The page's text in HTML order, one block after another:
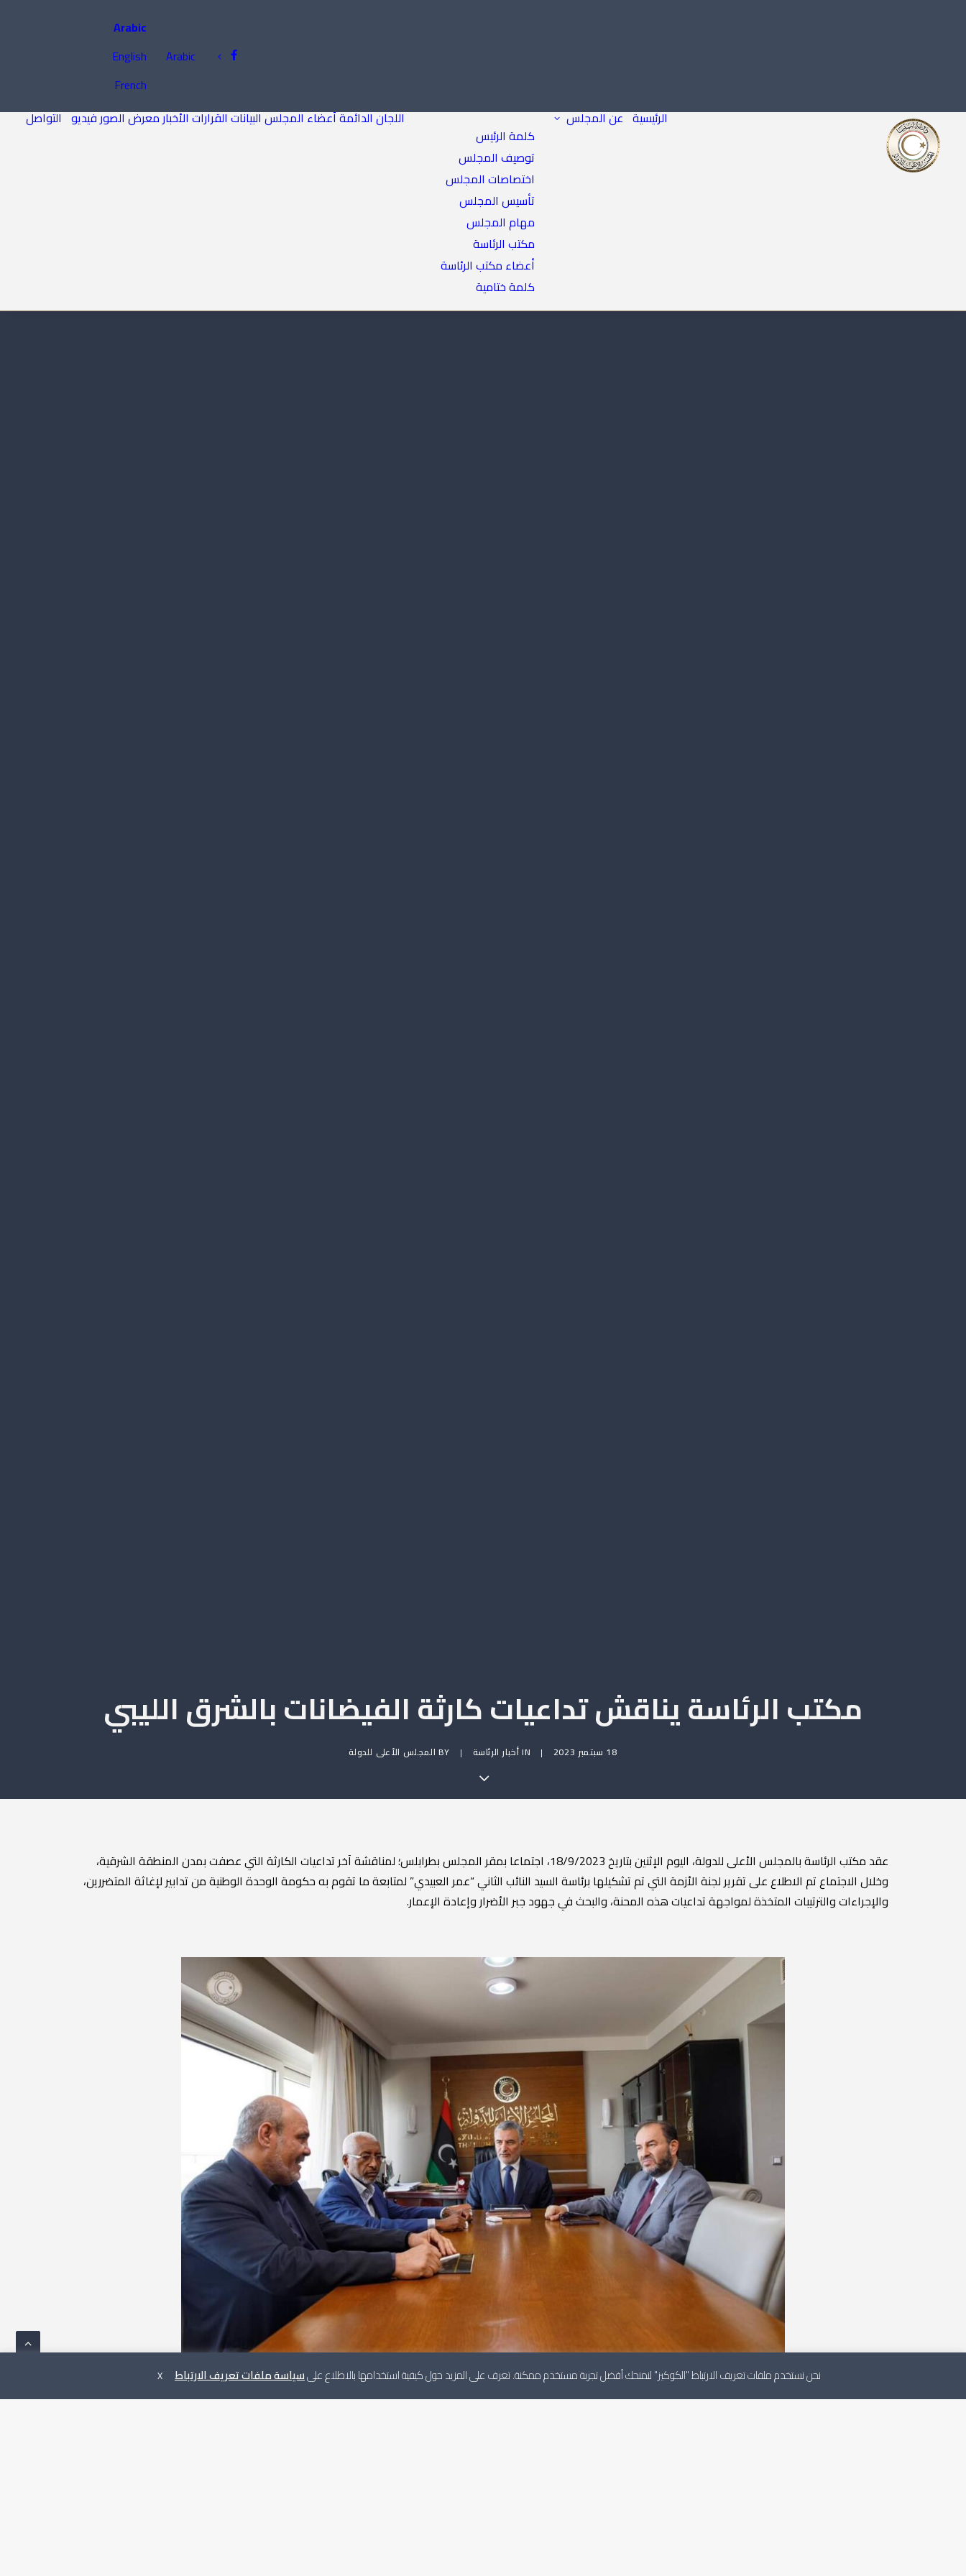
Arabic
Arabic
English
French
الرئيسية عن المجلس
كلمة الرئيس
توصيف المجلس
اختصاصات المجلس
تأسيس المجلس
مهام المجلس
مكتب الرئاسة
أعضاء مكتب الرئاسة
كلمة ختامية
اللجان الدائمةأعضاء المجلسالبياناتالقراراتالأخبارمعرض الصورفيديو التواصل
مكتب الرئاسة يناقش تداعيات كارثة الفيضانات بالشرق الليبي
18 سبتمبر 2023 |
INأخبار الرئاسة |
BY المجلس الأعلى للدولة
عقد مكتب الرئاسة بالمجلس الأعلى للدولة، اليوم الإثنين بتاريخ 18/9/2023، اجتماعا بمقر المجلس بطرابلس؛ لمناقشة آخر تداعيات الكارثة التي عصفت بمدن المنطقة الشرقية،
وخلال الاجتماع تم الاطلاع على تقرير لجنة الأزمة التي تم تشكيلها برئاسة السيد النائب الثاني “عمر العبيدي” لمتابعة ما تقوم به حكومة الوحدة الوطنية من تدابير لإغاثة المتضررين،
والإجراءات والترتيبات المتخذة لمواجهة تداعيات هذه المحنة، والبحث في جهود جبر الأضرار وإعادة الإعمار.
نحن نستخدم ملفات تعريف الارتباط "الكوكيز" لنمنحك أفضل تجربة مستخدم ممكنة. تعرف على المزيد حول كيفية استخدامها بالاطلاع علىسياسة ملفات تعريف الارتباط X